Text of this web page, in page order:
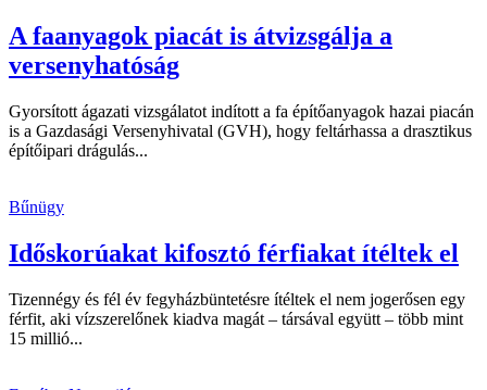
A faanyagok piacát is átvizsgálja a
versenyhatóság
Gyorsított ágazati vizsgálatot indított a fa építőanyagok hazai piacán
is a Gazdasági Versenyhivatal (GVH), hogy feltárhassa a drasztikus
építőipari drágulás...
Bűnügy
Időskorúakat kifosztó férfiakat ítéltek el
Tizennégy és fél év fegyházbüntetésre ítéltek el nem jogerősen egy
férfit, aki vízszerelőnek kiadva magát – társával együtt – több mint
15 millió...